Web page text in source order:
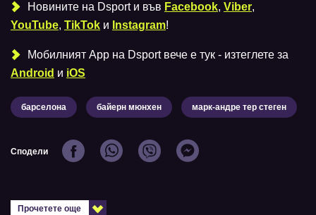
Новините на Dsport и във Facebook, Viber,
YouTube, TikTok и Instagram!
Мобилният Аpp на Dsport вече е тук - изтеглете за
Android и iOS
барселона байерн мюнхен марк-андре тер стеген
Сподели
Прочетете още